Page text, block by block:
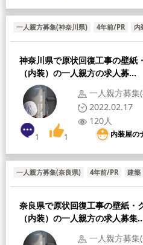
一人親方募集(神奈川県) 4年前/PR 内
神奈川県で原状回復工事の壁紙
（内装）の一人親方の求人募...
一人親方募集
2022.02.17
120人
内装屋の
1 1
一人親方募集(奈良県) 4年前/PR 建築
奈良県で原状回復工事の壁紙・
（内装）の一人親方の求人募集
一人親方募集